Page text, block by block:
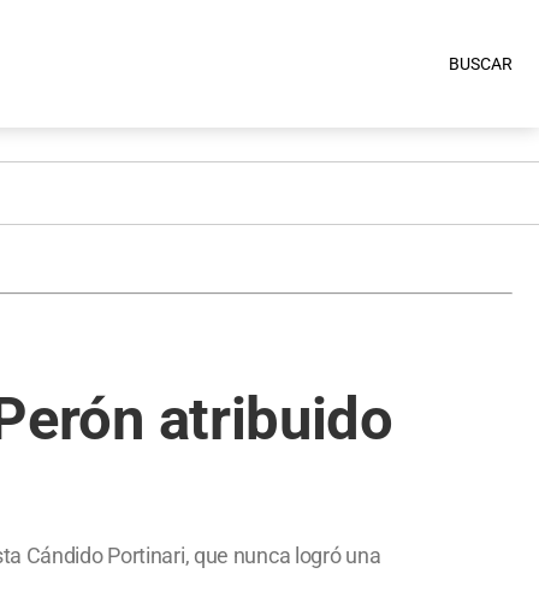
BUSCAR
atribuido
Cándido Portinari, que nunca logró una